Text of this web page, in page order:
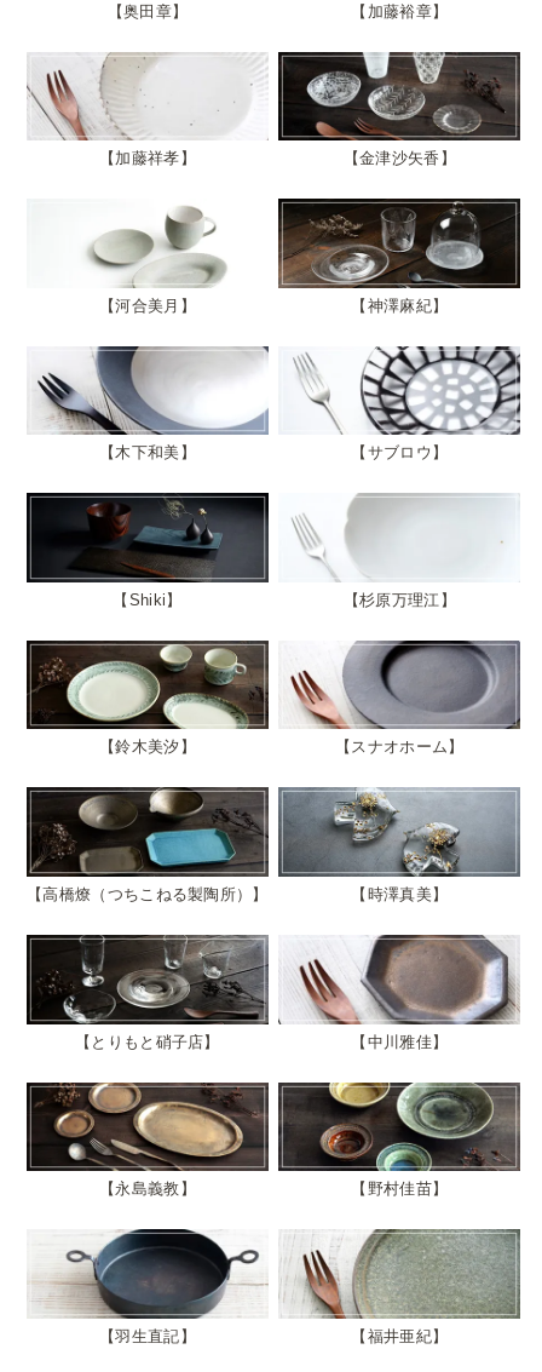
奥田章 加藤裕章
加藤祥孝 金津沙矢香
河合美月 神澤麻紀
木下和美 サブロウ
Shiki 杉原万理江
鈴木美汐 スナオホーム
高橋燎（つちこねる製陶所） 時澤真美
とりもと硝子店 中川雅佳
永島義教 野村佳苗
羽生直記 福井亜紀